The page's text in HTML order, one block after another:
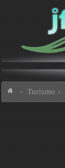
Turismo